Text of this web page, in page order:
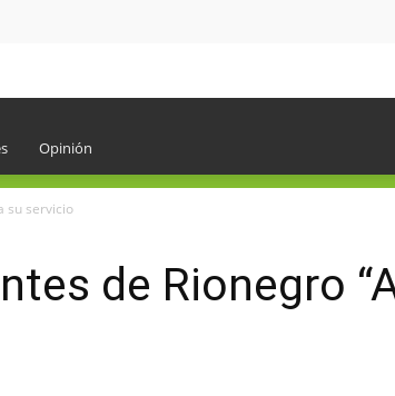
Opinión
su servicio
de Rionegro